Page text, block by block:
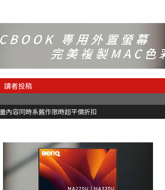
讀者投稿
內容同時系舊作限時超平價折扣